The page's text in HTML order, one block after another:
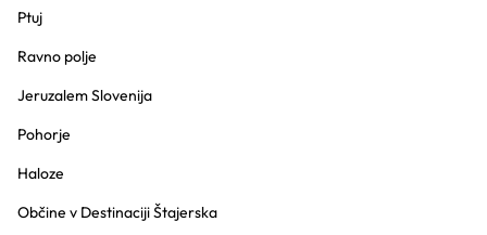
Ptuj
Ravno polje
Jeruzalem Slovenija
Pohorje
Haloze
Občine v Destinaciji Štajerska